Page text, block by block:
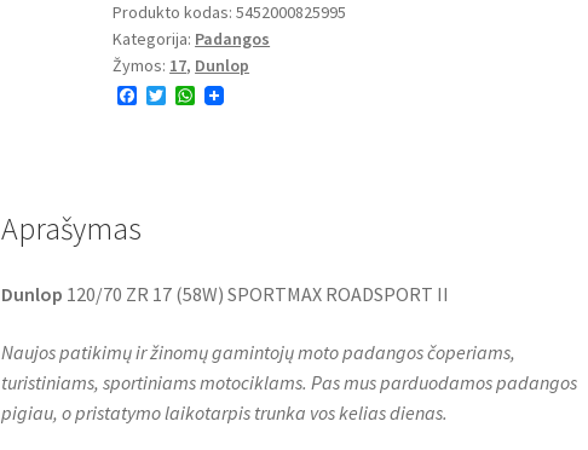
Produkto kodas:5452000825995
Kategorija: Padangos
Žymos: 17, Dunlop
F
k
T
W
Aprašymas
Dunlop 120/70 ZR 17 (58W) SPORTMAX ROADSPORT II
Naujos patikimų ir žinomų gamintojų moto padangos čoperiams,
turistiniams, sportiniams motociklams. Pas mus parduodamos padangos
pigiau, o pristatymo laikotarpis trunka vos kelias dienas.